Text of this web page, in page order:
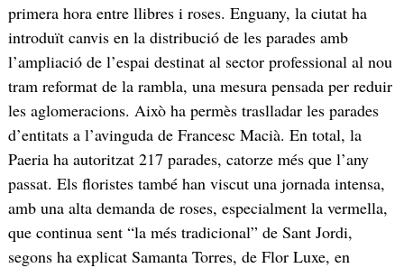
primera hora entre llibres i roses. Enguany, la ciutat ha
introduït canvis en la distribució de les parades amb
l’ampliació de l’espai destinat al sector professional al nou
tram reformat de la rambla, una mesura pensada per reduir
les aglomeracions. Això ha permès traslladar les parades
d’entitats a l’avinguda de Francesc Macià. En total, la
Paeria ha autoritzat 217 parades, catorze més que l’any
passat. Els floristes també han viscut una jornada intensa,
amb una alta demanda de roses, especialment la vermella,
que continua sent “la més tradicional” de Sant Jordi,
segons ha explicat Samanta Torres, de Flor Luxe, en